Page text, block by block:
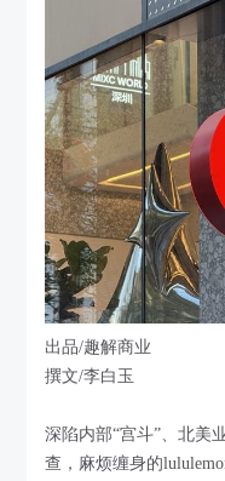
出品/趣解商业
撰文/李白玉
深陷内部“宫斗”、北美
查，麻烦缠身的